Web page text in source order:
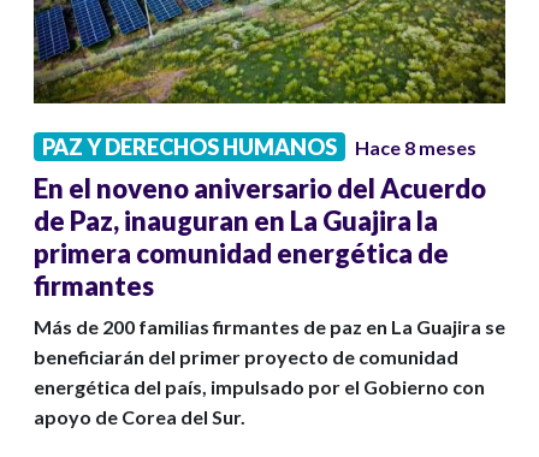
PAZ Y DERECHOS HUMANOS Hace 8 meses
En el noveno aniversario del Acuerdo
de Paz, inauguran en La Guajira la
primera comunidad energética de
firmantes
Más de 200 familias firmantes de paz en La Guajira se
beneficiarán del primer proyecto de comunidad
energética del país, impulsado por el Gobierno con
apoyo de Corea del Sur.